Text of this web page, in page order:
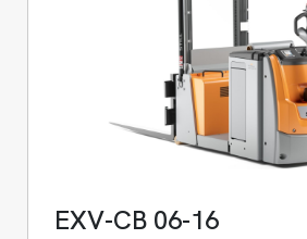
EXV-CB 06-16